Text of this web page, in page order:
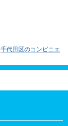
千代田区のコンビニエ